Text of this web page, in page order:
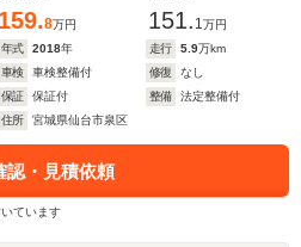
159.8万円 151. 1万円
年式
2018年 走行 5.9万km
車検
車検整備付 修復
なし
保証
保証付 整備
法定整備付
住所
宮城県仙台市泉区
認・見積依頼
ています